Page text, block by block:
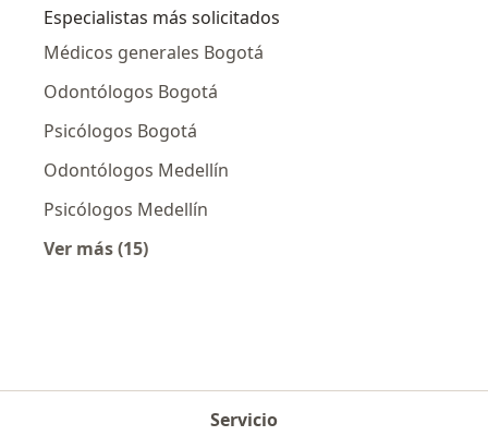
Especialistas más solicitados
Médicos generales Bogotá
Odontólogos Bogotá
Psicólogos Bogotá
Odontólogos Medellín
Psicólogos Medellín
Ver más (15)
Servicio